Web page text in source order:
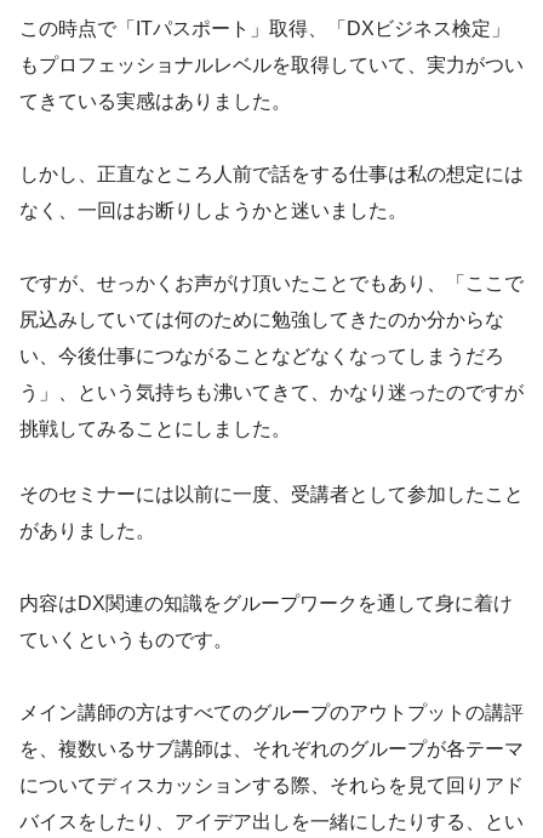
この時点で「ITパスポート」取得、「DXビジネス検定」
もプロフェッショナルレベルを取得していて、実力がつい
てきている実感はありました。
しかし、正直なところ人前で話をする仕事は私の想定には
なく、一回はお断りしようかと迷いました。
ですが、せっかくお声がけ頂いたことでもあり、「ここで
尻込みしていては何のために勉強してきたのか分からな
い、今後仕事につながることなどなくなってしまうだろ
う」、という気持ちも沸いてきて、かなり迷ったのですが
挑戦してみることにしました。
そのセミナーには以前に一度、受講者として参加したこと
がありました。
内容はDX関連の知識をグループワークを通して身に着け
ていくというものです。
メイン講師の方はすべてのグループのアウトプットの講評
を、複数いるサブ講師は、それぞれのグループが各テーマ
についてディスカッションする際、それらを見て回りアド
バイスをしたり、アイデア出しを一緒にしたりする、とい